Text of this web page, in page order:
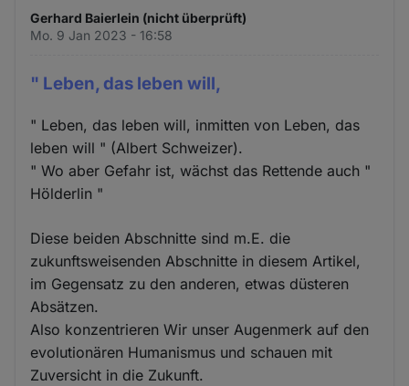
Gerhard Baierlein (nicht überprüft)
Mo. 9 Jan 2023 - 16:58
" Leben, das leben will,
" Leben, das leben will, inmitten von Leben, das
leben will " (Albert Schweizer).
" Wo aber Gefahr ist, wächst das Rettende auch "
Hölderlin "
Diese beiden Abschnitte sind m.E. die
zukunftsweisenden Abschnitte in diesem Artikel,
im Gegensatz zu den anderen, etwas düsteren
Absätzen.
Also konzentrieren Wir unser Augenmerk auf den
evolutionären Humanismus und schauen mit
Zuversicht in die Zukunft.